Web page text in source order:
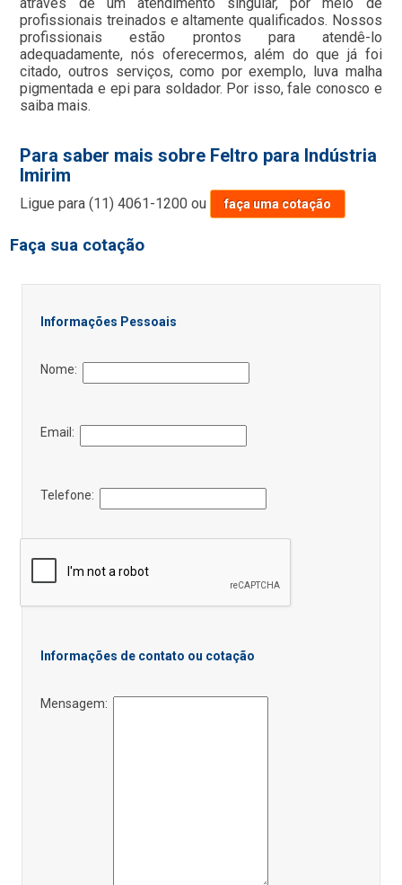
profissionais treinados e altamente qualificados. Nossos
profissionais estão prontos para atendê-lo
adequadamente, nós oferecermos, além do que já foi
citado, outros serviços, como por exemplo, luva malha
pigmentada e epi para soldador. Por isso, fale conosco e
saiba mais.
Para saber mais sobre Feltro para Indústria
Imirim
Ligue para(11) 4061-1200 ou faça uma cotação
Faça sua cotação
Informações Pessoais
Nome:
Email:
Telefone:
Informações de contato ou cotação
Mensagem: